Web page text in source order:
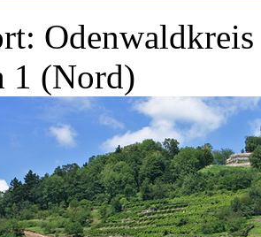
1 (Nord)